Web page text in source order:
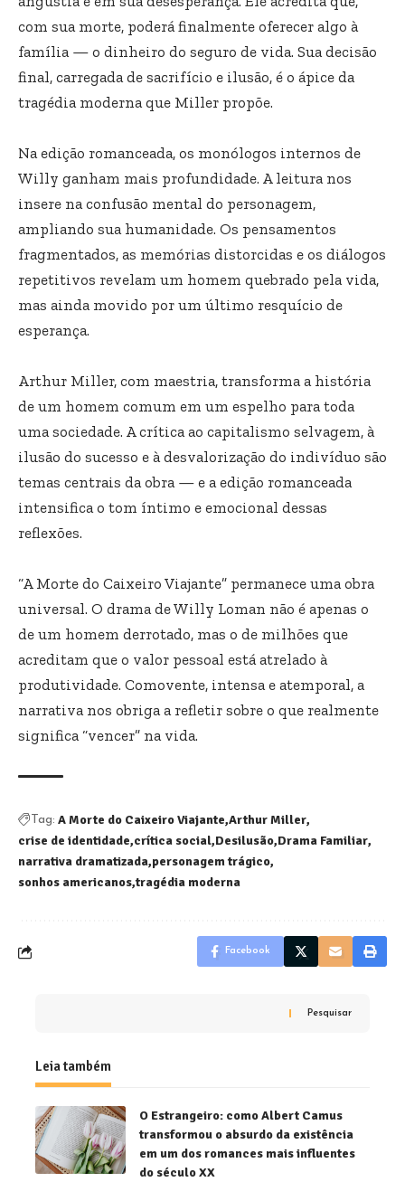
com sua morte, poderá finalmente oferecer algo à
família — o dinheiro do seguro de vida. Sua decisão
final, carregada de sacrifício e ilusão, é o ápice da
tragédia moderna que Miller propõe.
Na edição romanceada, os monólogos internos de
Willy ganham mais profundidade. A leitura nos
insere na confusão mental do personagem,
ampliando sua humanidade. Os pensamentos
fragmentados, as memórias distorcidas e os diálogos
repetitivos revelam um homem quebrado pela vida,
mas ainda movido por um último resquício de
esperança.
Arthur Miller, com maestria, transforma a história
de um homem comum em um espelho para toda
uma sociedade. A crítica ao capitalismo selvagem, à
ilusão do sucesso e à desvalorização do indivíduo são
temas centrais da obra — e a edição romanceada
intensifica o tom íntimo e emocional dessas
reflexões.
“A Morte do Caixeiro Viajante” permanece uma obra
universal. O drama de Willy Loman não é apenas o
de um homem derrotado, mas o de milhões que
acreditam que o valor pessoal está atrelado à
produtividade. Comovente, intensa e atemporal, a
narrativa nos obriga a refletir sobre o que realmente
significa “vencer” na vida.
Tag: A Morte do Caixeiro Viajante Arthur Miller
crise de identidade crítica social Desilusão Drama Familiar
narrativa dramatizada personagem trágico
sonhos americanos tragédia moderna
Facebook
Pesquisar
Leia também
O Estrangeiro: como Albert Camus
transformou o absurdo da existência
em um dos romances mais influentes
do século XX